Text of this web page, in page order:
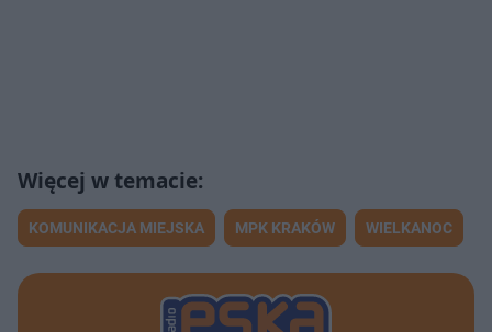
KOMUNIKACJA MIEJSKA MPK KRAKÓW WIELKANOC